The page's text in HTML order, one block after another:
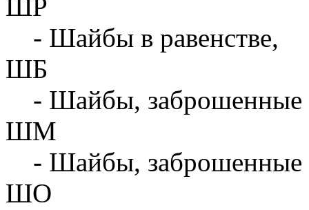
ШР
- Шайбы в равенстве,
ШБ
- Шайбы, заброшенные
ШМ
- Шайбы, заброшенные
ШО